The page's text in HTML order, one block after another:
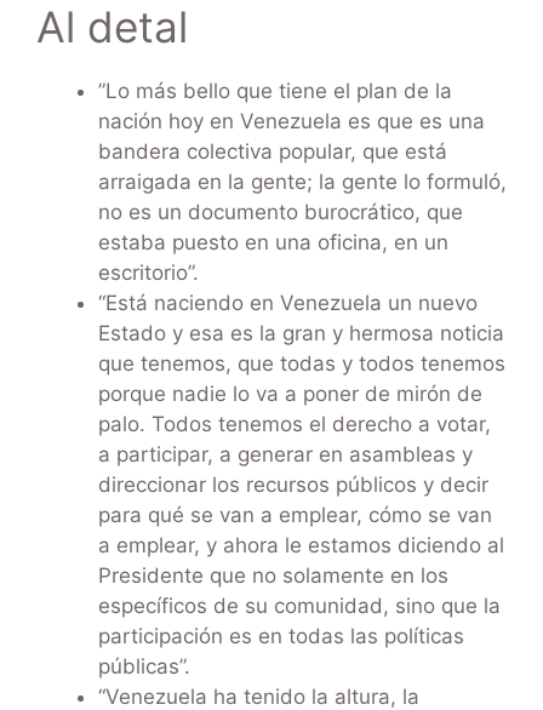
Al detal
”Lo más bello que tiene el plan de la
nación hoy en Venezuela es que es una
bandera colectiva popular, que está
arraigada en la gente; la gente lo formuló,
no es un documento burocrático, que
estaba puesto en una oficina, en un
escritorio”.
“Está naciendo en Venezuela un nuevo
Estado y esa es la gran y hermosa noticia
que tenemos, que todas y todos tenemos
porque nadie lo va a poner de mirón de
palo. Todos tenemos el derecho a votar,
a participar, a generar en asambleas y
direccionar los recursos públicos y decir
para qué se van a emplear, cómo se van
a emplear, y ahora le estamos diciendo al
Presidente que no solamente en los
específicos de su comunidad, sino que la
participación es en todas las políticas
públicas”.
“Venezuela ha tenido la altura, la